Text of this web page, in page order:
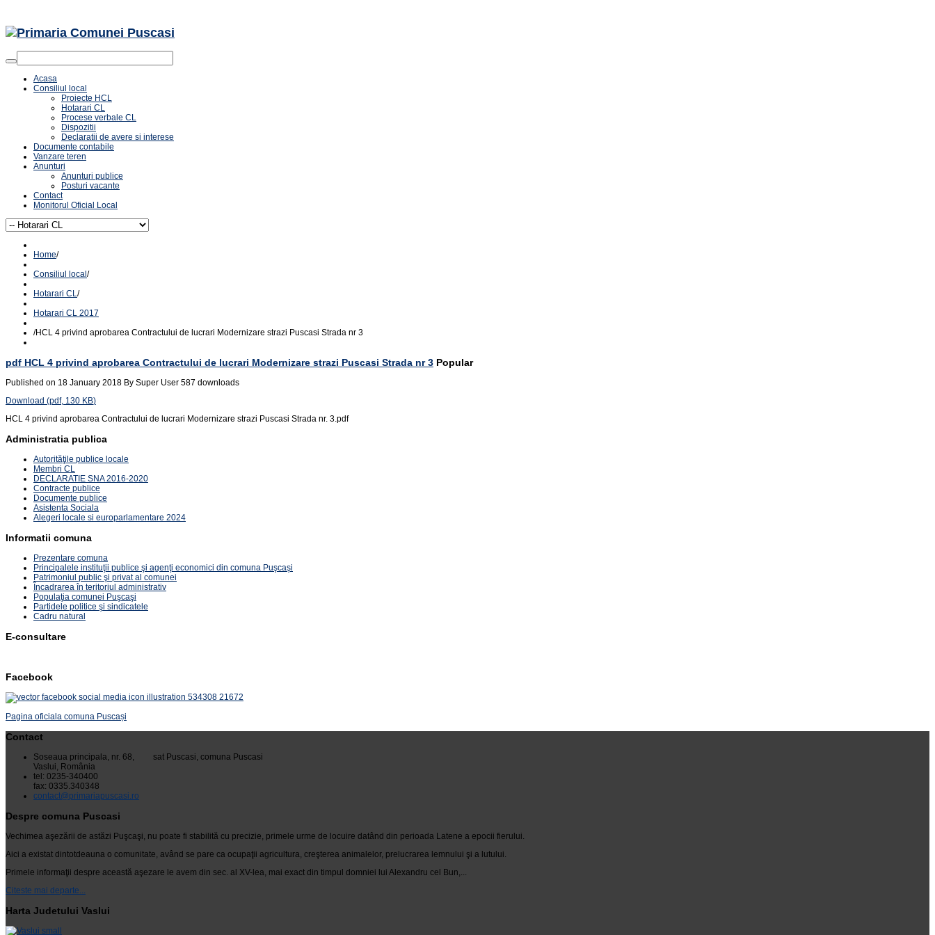
Acasa
Consiliul local
Proiecte HCL
Hotarari CL
Procese verbale CL
Dispozitii
Declaratii de avere si interese
Documente contabile
Vanzare teren
Anunturi
Anunturi publice
Posturi vacante
Contact
Monitorul Oficial Local
Home/
Consiliul local/
Hotarari CL/
Hotarari CL 2017
/HCL 4 privind aprobarea Contractului de lucrari Modernizare strazi Puscasi Strada nr 3
pdf HCL 4 privind aprobarea Contractului de lucrari Modernizare strazi Puscasi Strada nr 3 Popular
Published on 18 January 2018 By Super User 587 downloads
Download (pdf, 130 KB)
HCL 4 privind aprobarea Contractului de lucrari Modernizare strazi Puscasi Strada nr. 3.pdf
Administratia publica
Autorităţile publice locale
Membri CL
DECLARATIE SNA 2016-2020
Contracte publice
Documente publice
Asistenta Sociala
Alegeri locale si europarlamentare 2024
Informatii comuna
Prezentare comuna
Principalele instituţii publice şi agenţi economici din comuna Puşcaşi
Patrimoniul public şi privat al comunei
Încadrarea în teritoriul administrativ
Populaţia comunei Puşcaşi
Partidele politice şi sindicatele
Cadru natural
E-consultare
Facebook
Pagina oficiala comuna Puscași
Contact
Soseaua principala, nr. 68, sat Puscasi, comuna Puscasi
Vaslui, România
tel: 0235-340400
fax: 0335.340348
contact@primariapuscasi.ro
Despre comuna Puscasi
Vechimea aşezării de astăzi Puşcaşi, nu poate fi stabilită cu precizie, primele urme de locuire datând din perioada Latene a epocii fierului.
Aici a existat dintotdeauna o comunitate, având se pare ca ocupaţii agricultura, creşterea animalelor, prelucrarea lemnului şi a lutului.
Primele informaţii despre această aşezare le avem din sec. al XV-lea, mai exact din timpul domniei lui Alexandru cel Bun,...
Citeste mai departe...
Harta Judetului Vaslui